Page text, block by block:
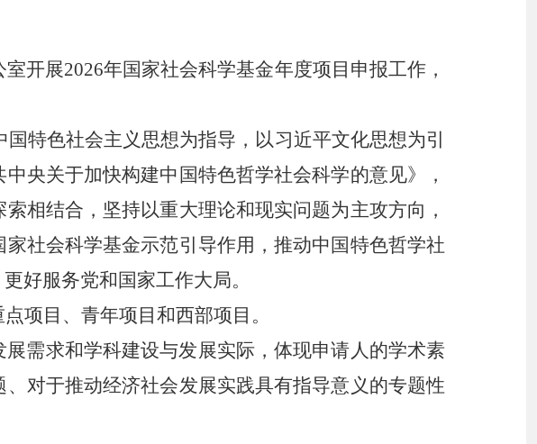
室开展2026年国家社会科学基金年度项目申报工作，
特色社会主义思想为指导，以习近平文化思想为引
央关于加快构建中国特色哲学社会科学的意见》，
相结合，坚持以重大理论和现实问题为主攻方向，
社会科学基金示范引导作用，推动中国特色哲学社
好服务党和国家工作大局。
项目、青年项目和西部项目。
需求和学科建设与发展实际，体现申请人的学术素
对于推动经济社会发展实践具有指导意义的专题性